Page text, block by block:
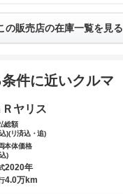
の販売店の在庫一覧を見る
件に近いクルマ
Ｒヤリス
総額
)(リ済込・追)
本体価格
)
2020年
4.0万km